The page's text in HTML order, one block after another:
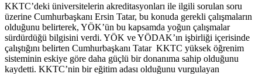
KKTC’deki üniversitelerin akreditasyonları ile ilgili sorulan soru
üzerine Cumhurbaşkanı Ersin Tatar, bu konuda gerekli çalışmaların
olduğunu belirterek, YÖK’ün bu kapsamda yoğun çalışmalar
sürdürdüğü bilgisini verdi. YÖK ve YÖDAK’ın işbirliği içerisinde
çalıştığını belirten Cumhurbaşkanı Tatar KKTC yüksek öğrenim
sisteminin eskiye göre daha güçlü bir donanıma sahip olduğunu
kaydetti. KKTC’nin bir eğitim adası olduğunu vurgulayan